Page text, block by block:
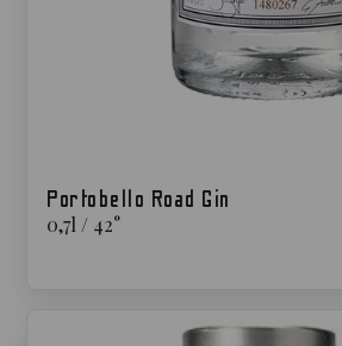
Portobello Road Gin
0,7l / 42°